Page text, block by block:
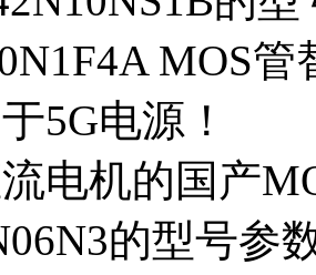
MOS
5G电源！
电机的国产
的型号参